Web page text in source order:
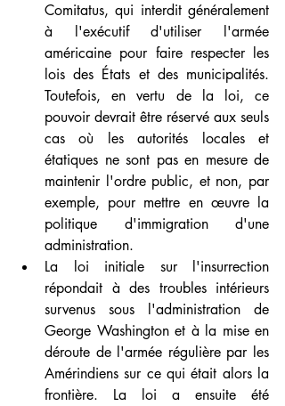
Comitatus, qui interdit généralement
à l'exécutif d'utiliser l'armée
américaine pour faire respecter les
lois des États et des municipalités.
Toutefois, en vertu de la loi, ce
pouvoir devrait être réservé aux seuls
cas où les autorités locales et
étatiques ne sont pas en mesure de
maintenir l'ordre public, et non, par
exemple, pour mettre en œuvre la
politique d'immigration d'une
administration.
La loi initiale sur l'insurrection
répondait à des troubles intérieurs
survenus sous l'administration de
George Washington et à la mise en
déroute de l'armée régulière par les
Amérindiens sur ce qui était alors la
frontière. La loi a ensuite été